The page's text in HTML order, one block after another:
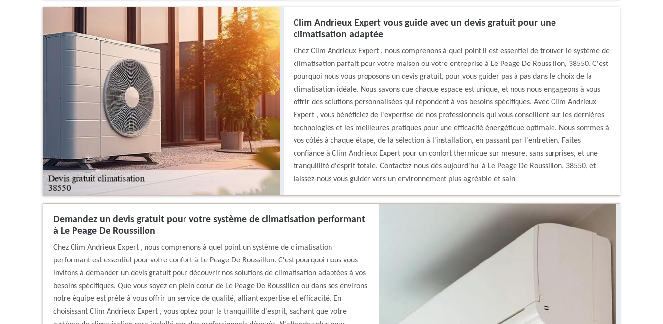
Clim Andrieux Expert vous guide avec un devis gratuit pour une
climatisation adaptée
Chez Clim Andrieux Expert , nous comprenons à quel point il est essentiel de trouver le système de
climatisation parfait pour votre maison ou votre entreprise à Le Peage De Roussillon, 38550. C'est
pourquoi nous vous proposons un devis gratuit, pour vous guider pas à pas dans le choix de la
climatisation idéale. Nous savons que chaque espace est unique, et nous nous engageons à vous
offrir des solutions personnalisées qui répondent à vos besoins spécifiques. Avec Clim Andrieux
Expert , vous bénéficiez de l'expertise de nos professionnels qui vous conseillent sur les dernières
technologies et les meilleures pratiques pour une efficacité énergétique optimale. Nous sommes à
vos côtés à chaque étape, de la sélection à l'installation, en passant par l'entretien. Faites
confiance à Clim Andrieux Expert pour un confort thermique sur mesure, sans surprises, et une
tranquillité d'esprit totale. Contactez-nous dès aujourd'hui à Le Peage De Roussillon, 38550, et
laissez-nous vous guider vers un environnement plus agréable et sain.
Demandez un devis gratuit pour votre système de climatisation performant
à Le Peage De Roussillon
Chez Clim Andrieux Expert , nous comprenons à quel point un système de climatisation
performant est essentiel pour votre confort à Le Peage De Roussillon. C'est pourquoi nous vous
invitons à demander un devis gratuit pour découvrir nos solutions de climatisation adaptées à vos
besoins spécifiques. Que vous soyez en plein cœur de Le Peage De Roussillon ou dans ses environs,
notre équipe est prête à vous offrir un service de qualité, alliant expertise et efficacité. En
choisissant Clim Andrieux Expert , vous optez pour la tranquillité d'esprit, sachant que votre